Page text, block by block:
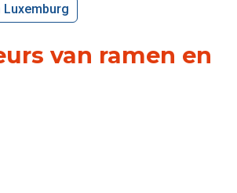
Luxemburg
van ramen en